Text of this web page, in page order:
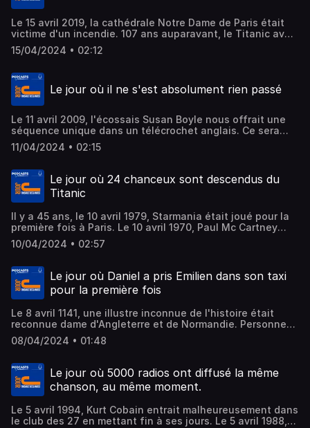
Le 15 avril 2019, la cathédrale Notre Dame de Paris était
victime d'un incendie. 107 ans auparavant, le Titanic avait
coulé dans les eaux de l'Atlantique Nord, c'était le 15 avril
1912. Enfin, le 15 avril 1989, la chine étudiante et ouvrière
Pékin. La grève va durer 2 mois et elle entrera dans la
légende grâce à une photo.
15/04/2024 • 02:12
Le jour où il ne s'est absolument rien passé
Le 11 avril 2009, l'écossais Susan Boyle nous offrait une
séquence unique dans un télécrochet anglais. Ce sera
l'un des premier gros buzz de l'ère internet. Le 11 avril,
c'est aussi l'anniversaire du GOAT du Handball. Nikola
ne s'est rien passé. A tel point que la journée a été
désignée journée la plus ennuyeuse du 20ème siècle...
11/04/2024 • 02:15
Le jour où 24 chanceux sont descendus du
Titanic
Il y a 45 ans, le 10 avril 1979, Starmania était joué pour la
première fois à Paris. Le 10 avril 1970, Paul Mc Cartney
annonçait officiellement la séparation des Beatles en
envoyant son 1er album solo à la presse. Enfin le 10 avril
Cherbourg.
10/04/2024 • 02:57
Le jour où Daniel a pris Emilien dans son taxi
pour la première fois
Le 8 avril 1141, une illustre inconnue de l'histoire était
reconnue dame d'Angleterre et de Normandie. Personne
ne se rappelle de Mathilde l'Emperesse alors qu'elle est la
petite-fille de Guillaume le Conquérent et la grand mère
de naissance de Jacques Brel, l'un des plus grands
chanteurs francophones de l'histoire. Enfin, le 8 avril
1998, Taxi sortait au cinéma. Cet épisode sera le premier
31 millions de spectateurs.
08/04/2024 • 01:48
Le jour où 5000 radios ont diffusé la même
chanson, au même moment.
Le 5 avril 1994, Kurt Cobain entrait malheureusement dans
le club des 27 en mettant fin à ses jours. Le 5 avril 1988,